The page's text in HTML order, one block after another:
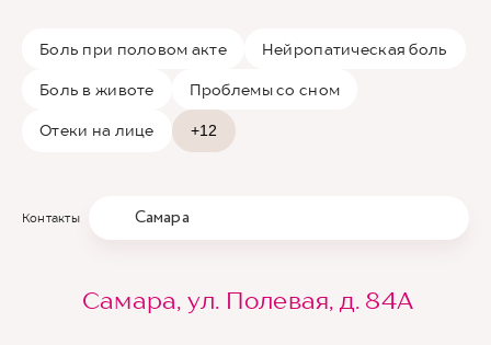
Боль при половом акте Нейропатическая боль
Боль в животе Проблемы со сном
Отеки на лице +12
Контакты Самара
Самара, ул. Полевая, д. 84А